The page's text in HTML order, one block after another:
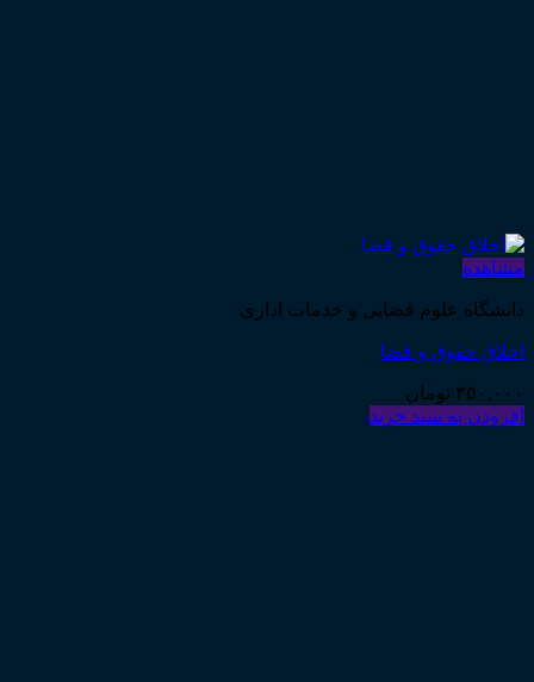
مشاهده
دانشگاه علوم قضایی و خدمات اداری
اخلاق حقوق و قضا
۳۵۰,۰۰۰ تومان
افزودن به سبد خرید